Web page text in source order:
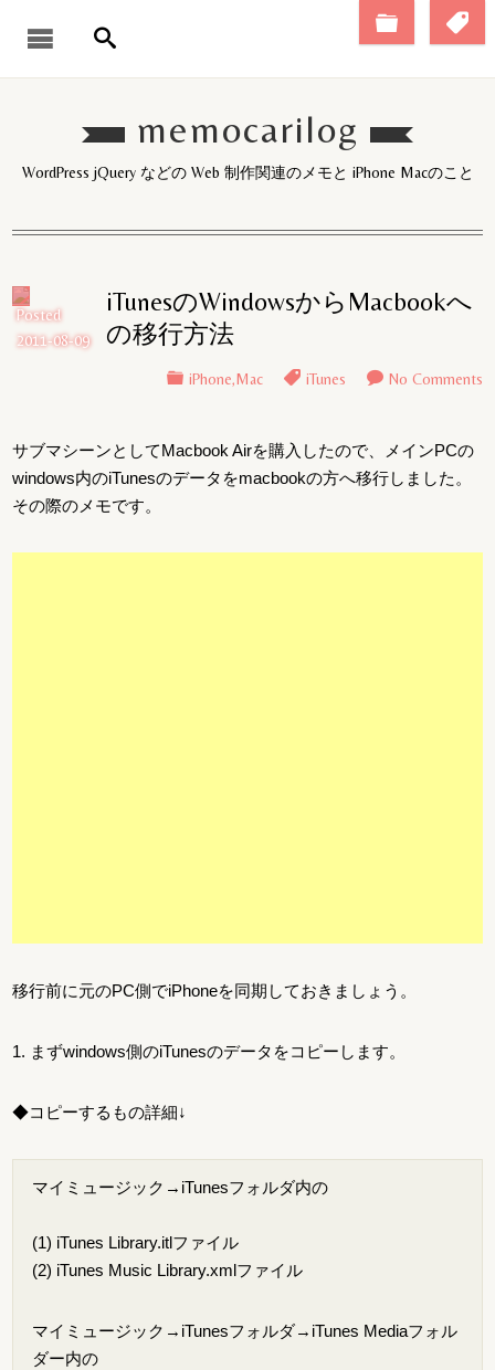
memocarilog
WordPress jQuery などの Web 制作関連のメモと iPhone Macのこと
iTunesのWindowsからMacbookへ
の移行方法
iPhone,Mac iTunes No Comments
Posted
2011-08-09
サブマシーンとしてMacbook Airを購入したので、メインPCの
windows内のiTunesのデータをmacbookの方へ移行しました。
その際のメモです。
移行前に元のPC側でiPhoneを同期しておきましょう。
1. まずwindows側のiTunesのデータをコピーします。
◆コピーするもの詳細↓
マイミュージック→iTunesフォルダ内の
(1) iTunes Library.itlファイル
(2) iTunes Music Library.xmlファイル
マイミュージック→iTunesフォルダ→iTunes Mediaフォル
ダー内の